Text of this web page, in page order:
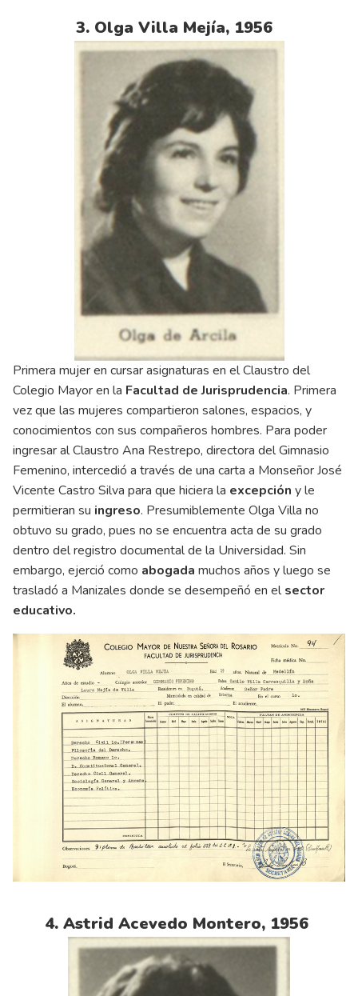
3. Olga Villa Mejía, 1956
Primera mujer en cursar asignaturas en el Claustro del
Colegio Mayor en la Facultad de Jurisprudencia. Primera
vez que las mujeres compartieron salones, espacios, y
conocimientos con sus compañeros hombres. Para poder
ingresar al Claustro Ana Restrepo, directora del Gimnasio
Femenino, intercedió a través de una carta a Monseñor José
Vicente Castro Silva para que hiciera la excepción y le
permitieran su ingreso. Presumiblemente Olga Villa no
obtuvo su grado, pues no se encuentra acta de su grado
dentro del registro documental de la Universidad. Sin
embargo, ejerció como abogada muchos años y luego se
trasladó a Manizales donde se desempeñó en elsector
educativo.
4. Astrid Acevedo Montero, 1956